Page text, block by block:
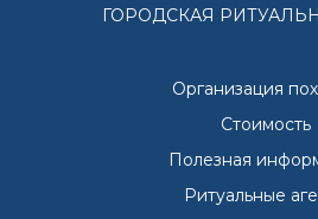
ГОРОДСКАЯ
Организация
Стоимость
Полезная
Ритуальные